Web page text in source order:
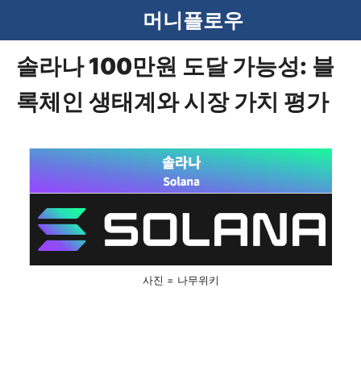
텐
머니플로우
솔라나 100만원 도달 가능성: 블
록체인 생태계와 시장 가치 평가
사진 = 나무위키